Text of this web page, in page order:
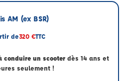
AM (ex BSR)
de320 €TTC
conduire un scooterdès 14 ans et
seulement !